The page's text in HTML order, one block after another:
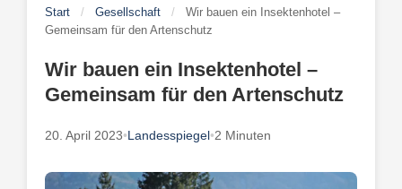
Start / Gesellschaft /
Wir bauen ein Insektenhotel –
Gemeinsam für den Artenschutz
Wir bauen ein Insektenhotel –
Gemeinsam für den Artenschutz
20. April 2023•Landesspiegel•2 Minuten